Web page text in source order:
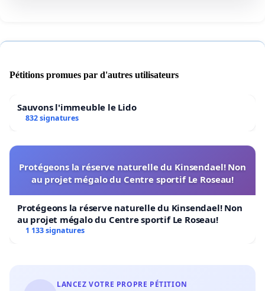
Pétitions promues par d'autres utilisateurs
Sauvons l'immeuble le Lido
832 signatures
Protégeons la réserve naturelle du Kinsendael! Non
au projet mégalo du Centre sportif Le Roseau!
Protégeons la réserve naturelle du Kinsendael! Non
au projet mégalo du Centre sportif Le Roseau!
1 133 signatures
LANCEZ VOTRE PROPRE PÉTITION